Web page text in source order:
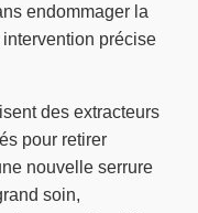
endommager la
précise
des extracteurs
pour retirer
nouvelle serrure
soin,